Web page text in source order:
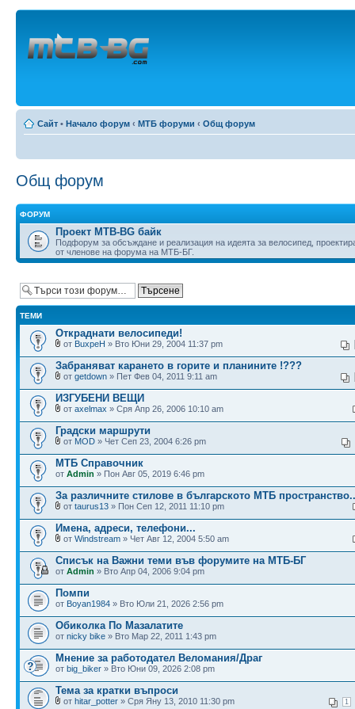
Сайт • Начало форум ‹ МТБ форуми ‹ Общ форум
Общ форум
ФОРУМ
Проект MTB-BG байк
Подфорум за обсъждане и реализация на идеята за велосипед,
от членове на форума на МТБ-БГ.
ТЕМИ
Откраднати велосипеди!
от BuxpeH » Вто Юни 29, 2004 11:37 pm
Забраняват карането в горите и планините !???
от getdown » Пет Фев 04, 2011 9:11 am
ИЗГУБЕНИ ВЕЩИ
от axelmax » Сря Апр 26, 2006 10:10 am
Градски маршрути
от MOD » Чет Сеп 23, 2004 6:26 pm
МТБ Справочник
от Admin » Пон Авг 05, 2019 6:46 pm
За различните стилове в българското МТБ
от taurus13 » Пон Сеп 12, 2011 11:10 pm
Имена, адреси, телефони...
от Windstream » Чет Авг 12, 2004 5:50 am
Списък на Важни теми във форумите на МТБ-БГ
от Admin » Вто Апр 04, 2006 9:04 pm
Помпи
от Boyan1984 » Вто Юли 21, 2026 2:56 pm
Обиколка По Мазалатите
от nicky bike » Вто Мар 22, 2011 1:43 pm
Мнение за работодател Веломания/Драг
от big_biker » Вто Юни 09, 2026 2:08 pm
Тема за кратки въпроси
1
от hitar_potter » Сря Яну 13, 2010 11:30 pm